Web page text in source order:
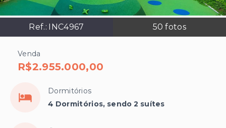
Ref.: INC4967 50 fotos
Venda
R$2.955.000,00
Dormitórios
4 Dormitórios, sendo 2 suítes